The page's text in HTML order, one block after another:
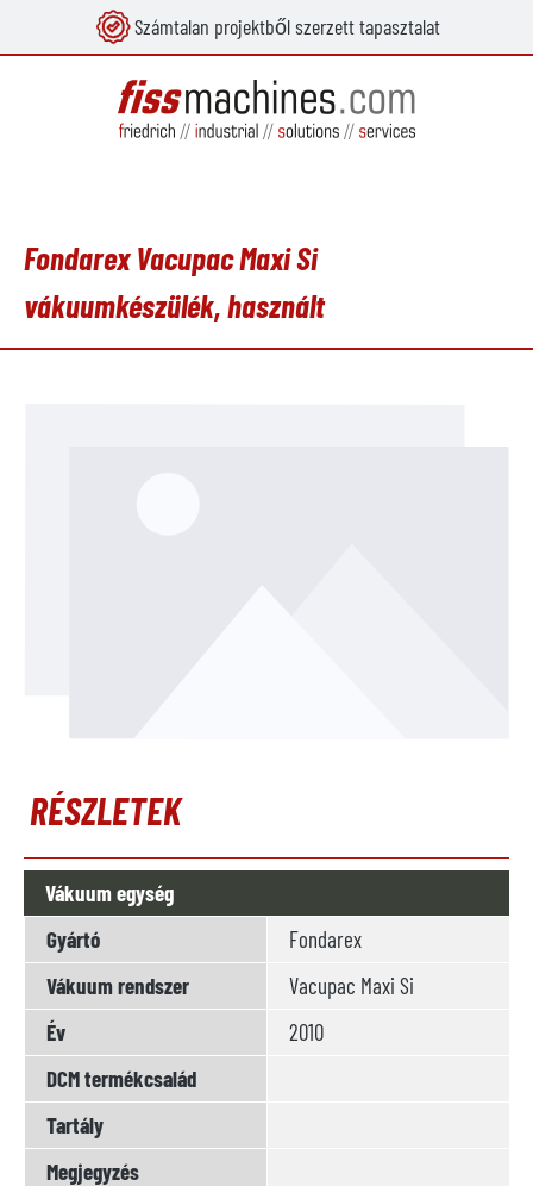
Számtalan projektből szerzett tapasztalat
Fondarex Vacupac Maxi Si
vákuumkészülék, használt
RÉSZLETEK
Vákuum egység
Gyártó
Fondarex
Vákuum rendszer
Vacupac Maxi Si
Év
2010
DCM termékcsalád
Tartály
Megjegyzés